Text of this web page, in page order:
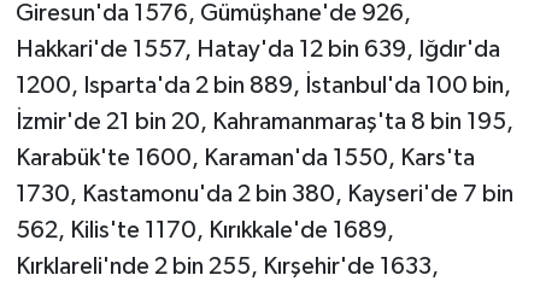
Giresun'da 1576, Gümüşhane'de 926,
Hakkari'de 1557, Hatay'da 12 bin 639, Iğdır'da
1200, Isparta'da 2 bin 889, İstanbul'da 100 bin,
İzmir'de 21 bin 20, Kahramanmaraş'ta 8 bin 195,
Karabük'te 1600, Karaman'da 1550, Kars'ta
1730, Kastamonu'da 2 bin 380, Kayseri'de 7 bin
562, Kilis'te 1170, Kırıkkale'de 1689,
Kırklareli'nde 2 bin 255, Kırşehir'de 1633,